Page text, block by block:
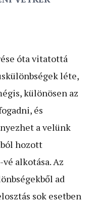
óta vitatottá
léte,
különösen az
és
a velünk
hozott
alkotása. Az
ad
sok esetben